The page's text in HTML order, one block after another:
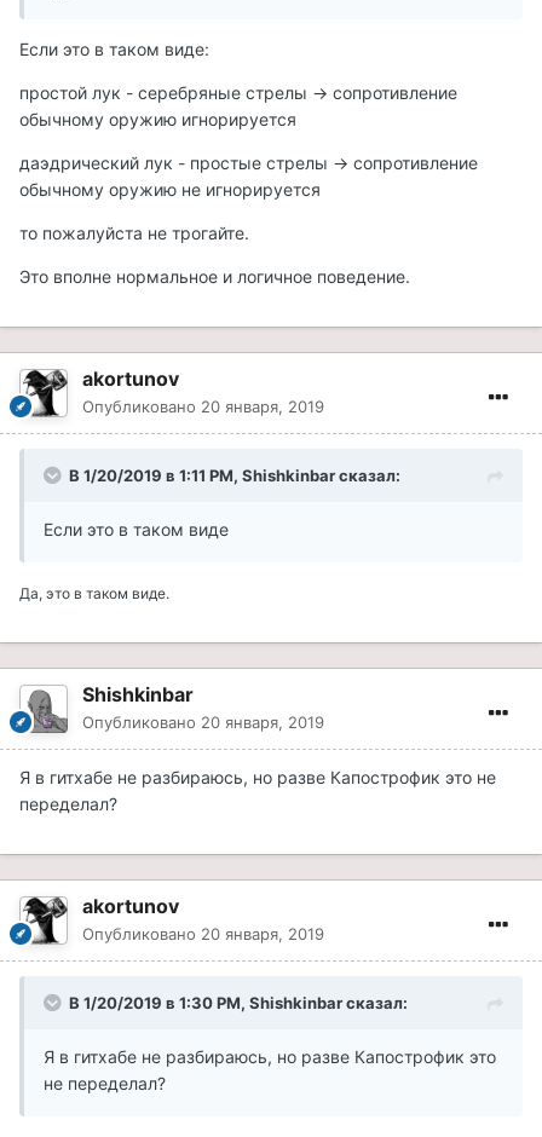
Если это в таком виде:
простой лук - серебряные стрелы -> сопротивление
обычному оружию игнорируется
даэдрический лук - простые стрелы -> сопротивление
обычному оружию не игнорируется
то пожалуйста не трогайте.
Это вполне нормальное и логичное поведение.
akortunov
Опубликовано 20 января, 2019
В 1/20/2019 в 1:11 PM, Shishkinbar сказал:
Если это в таком виде
Да, это в таком виде.
Shishkinbar
Опубликовано 20 января, 2019
Я в гитхабе не разбираюсь, но разве Капострофик это не
переделал?
akortunov
Опубликовано 20 января, 2019
В 1/20/2019 в 1:30 PM, Shishkinbar сказал:
Я в гитхабе не разбираюсь, но разве Капострофик это
не переделал?